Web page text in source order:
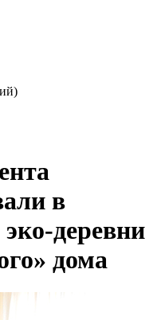
в
деревни
дома